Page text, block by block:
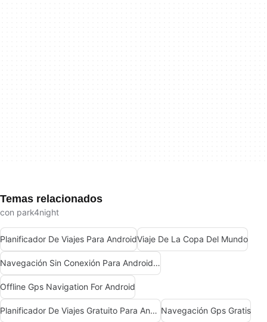
Temas relacionados
con park4night
Planificador De Viajes Para AndroidViaje De La Copa Del Mundo
Navegación Sin Conexión Para Android Gratis
Offline Gps Navigation For Android
Planificador De Viajes Gratuito Para Android Navegación Gps Gratis